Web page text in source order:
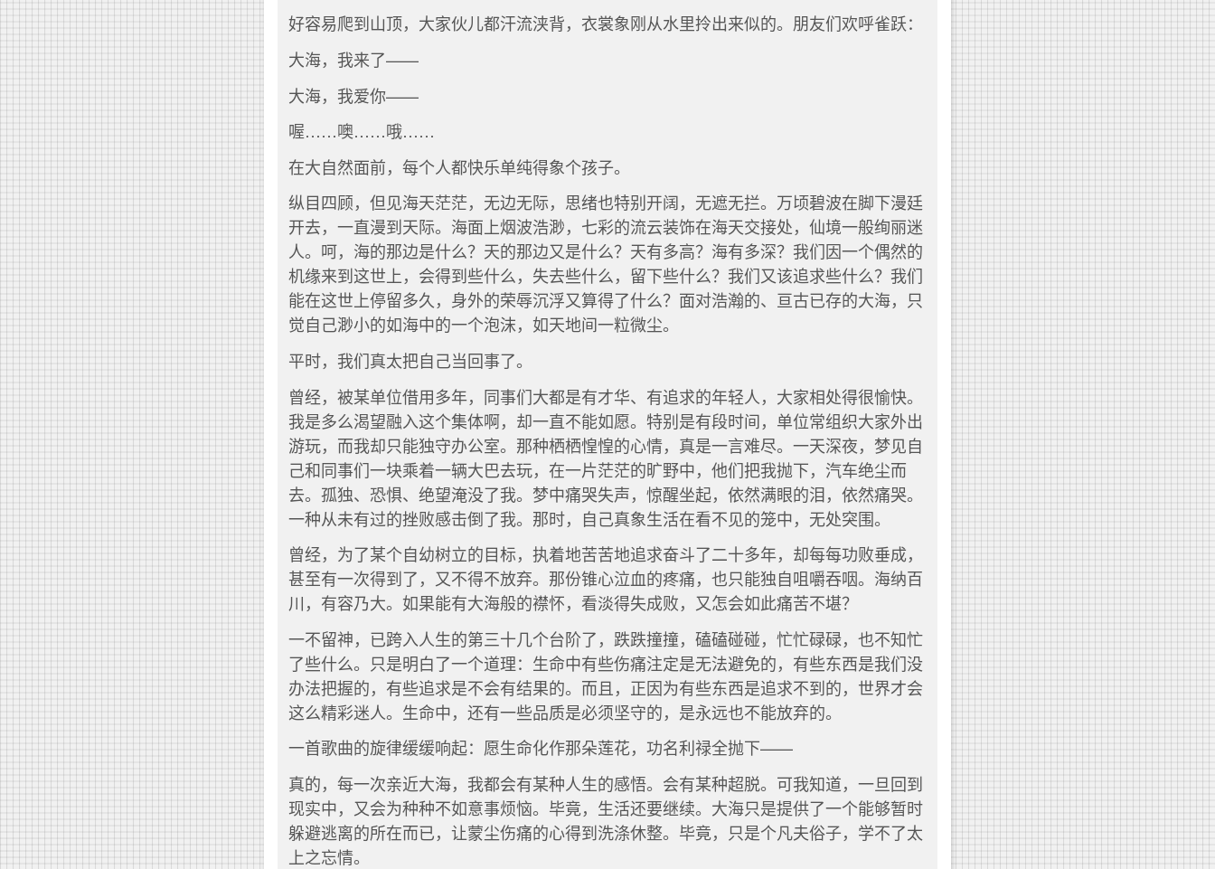
好容易爬到山顶，大家伙儿都汗流浃背，衣裳象刚从水里拎出来似的。朋友们欢呼雀跃：
大海，我来了——
大海，我爱你——
喔……噢……哦……
在大自然面前，每个人都快乐单纯得象个孩子。
纵目四顾，但见海天茫茫，无边无际，思绪也特别开阔，无遮无拦。万顷碧波在脚下漫廷
开去，一直漫到天际。海面上烟波浩渺，七彩的流云装饰在海天交接处，仙境一般绚丽迷
人。呵，海的那边是什么？天的那边又是什么？天有多高？海有多深？我们因一个偶然的
机缘来到这世上，会得到些什么，失去些什么，留下些什么？我们又该追求些什么？我们
能在这世上停留多久，身外的荣辱沉浮又算得了什么？面对浩瀚的、亘古已存的大海，只
觉自己渺小的如海中的一个泡沫，如天地间一粒微尘。
平时，我们真太把自己当回事了。
曾经，被某单位借用多年，同事们大都是有才华、有追求的年轻人，大家相处得很愉快。
我是多么渴望融入这个集体啊，却一直不能如愿。特别是有段时间，单位常组织大家外出
游玩，而我却只能独守办公室。那种栖栖惶惶的心情，真是一言难尽。一天深夜，梦见自
己和同事们一块乘着一辆大巴去玩，在一片茫茫的旷野中，他们把我抛下，汽车绝尘而
去。孤独、恐惧、绝望淹没了我。梦中痛哭失声，惊醒坐起，依然满眼的泪，依然痛哭。
一种从未有过的挫败感击倒了我。那时，自己真象生活在看不见的笼中，无处突围。
曾经，为了某个自幼树立的目标，执着地苦苦地追求奋斗了二十多年，却每每功败垂成，
甚至有一次得到了，又不得不放弃。那份锥心泣血的疼痛，也只能独自咀嚼吞咽。海纳百
川，有容乃大。如果能有大海般的襟怀，看淡得失成败，又怎会如此痛苦不堪？
一不留神，已跨入人生的第三十几个台阶了，跌跌撞撞，磕磕碰碰，忙忙碌碌，也不知忙
了些什么。只是明白了一个道理：生命中有些伤痛注定是无法避免的，有些东西是我们没
办法把握的，有些追求是不会有结果的。而且，正因为有些东西是追求不到的，世界才会
这么精彩迷人。生命中，还有一些品质是必须坚守的，是永远也不能放弃的。
一首歌曲的旋律缓缓响起：愿生命化作那朵莲花，功名利禄全抛下——
真的，每一次亲近大海，我都会有某种人生的感悟。会有某种超脱。可我知道，一旦回到
现实中，又会为种种不如意事烦恼。毕竟，生活还要继续。大海只是提供了一个能够暂时
躲避逃离的所在而已，让蒙尘伤痛的心得到洗涤休整。毕竟，只是个凡夫俗子，学不了太
上之忘情。